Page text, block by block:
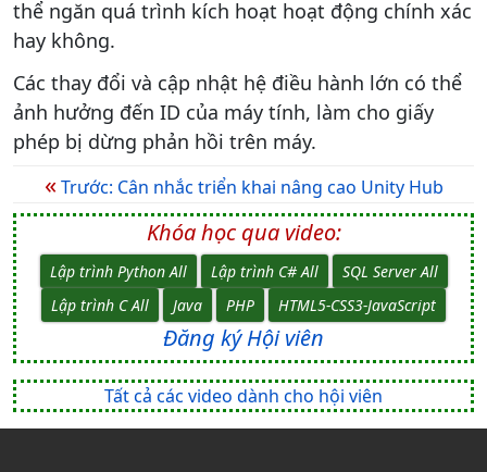
thể ngăn quá trình kích hoạt hoạt động chính xác
hay không.
Các thay đổi và cập nhật hệ điều hành lớn có thể
ảnh hưởng đến ID của máy tính, làm cho giấy
phép bị dừng phản hồi trên máy.
«Trước: Cân nhắc triển khai nâng cao Unity Hub
Khóa học qua video:
Lập trình Python All Lập trình C# All
SQL Server All
Lập trình C All
Java PHP HTML5-CSS3-JavaScript
Đăng ký Hội viên
Tất cả các video dành cho hội viên